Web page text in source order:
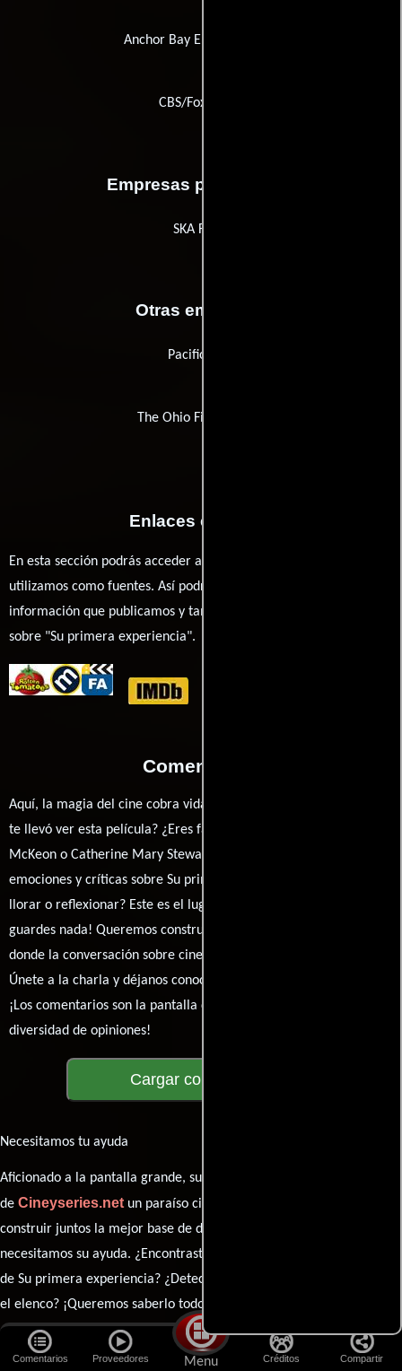
Comentarios Proveedores Menu Créditos Compartir
Anchor Bay Entertainment
CBS/Fox Video
Empresas productoras
SKA Films
Otras empresas
Pacific Title
The Ohio Film Bureau
Enlaces externos
En esta sección podrás acceder a los recursos externos que
utilizamos como fuentes. Así podrás chequear toda la
información que publicamos y también ampliar tu conocimiento
sobre "Su primera experiencia".
Comentarios
Aquí, la magia del cine cobra vida a través de tus opiniones. ¿Qué
te llevó ver esta película? ¿Eres fan de Mel Damski, Doug
McKeon o Catherine Mary Stewart? Comparte tus pensamientos,
emociones y críticas sobre Su primera experiencia. ¿Te hizo reír,
llorar o reflexionar? Este es el lugar para expresarlo. ¡No te
guardes nada! Queremos construir una comunidad apasionada
donde la conversación sobre cine y series nunca se detenga.
Únete a la charla y déjanos conocer tu mundo cinematográfico.
¡Los comentarios son la pantalla donde se proyecta nuestra
diversidad de opiniones!
Cargar comentarios
Necesitamos tu ayuda
Aficionado a la pantalla grande, su participación es clave para hacer
de Cineyseries.netun paraíso cinéfilo completo. Queremos
construir juntos la mejor base de datos cinematográfica, pero
necesitamos su ayuda. ¿Encontraste algún dato faltante en la ficha
de Su primera experiencia? ¿Detectaste algún error en la sinopsis o
el elenco? ¡Queremos saberlo todo!
Este es un llamado a todos los simpatizantes del cine: contribuyan